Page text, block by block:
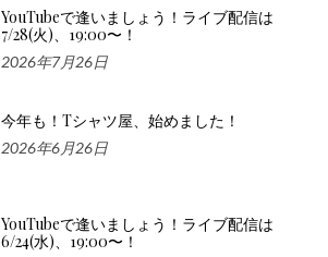
YouTubeで逢いましょう！ライブ配信は
7/28(火)、19:00〜！
2026年7月26日
今年も！Tシャツ屋、始めました！
2026年6月26日
YouTubeで逢いましょう！ライブ配信は
6/24(水)、19:00〜！